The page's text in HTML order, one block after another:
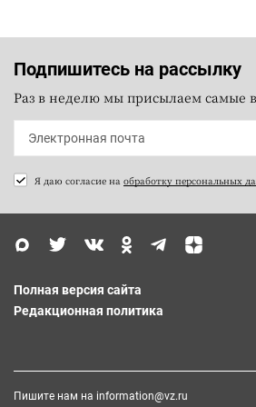
Подпишитесь на рассылку
Раз в неделю мы присылаем самые
Я даю согласие на обработку персональных
Полная версия сайта
Редакционная политика
Пишите нам на information@vz.ru